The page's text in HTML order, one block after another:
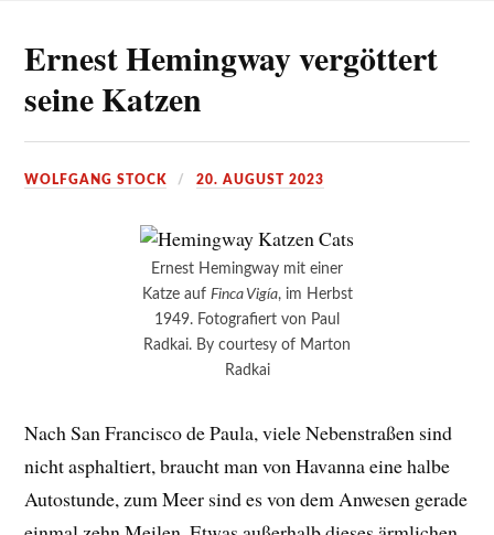
Ernest Hemingway vergöttert
seine Katzen
WOLFGANG STOCK 20. AUGUST 2023
Ernest Hemingway mit einer
Katze auf Finca Vigía, im Herbst
1949. Fotografiert von Paul
Radkai. By courtesy of Marton
Radkai
Nach San Francisco de Paula, viele Nebenstraßen sind
nicht asphaltiert, braucht man von Havanna eine halbe
Autostunde, zum Meer sind es von dem Anwesen gerade